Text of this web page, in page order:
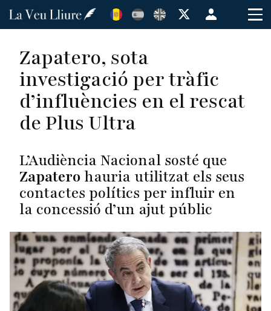
Vés
Menú
de
usuario
Zapatero, sota
investigació per tràfic
d’influències en el rescat
de Plus Ultra
L’Audiència Nacional sosté que
Zapatero hauria utilitzat els seus
contactes polítics per influir en
la concessió d’un ajut públic